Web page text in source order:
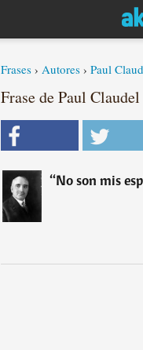
Frases › Autores › Paul
Frase de Paul Claudel
“No son mis